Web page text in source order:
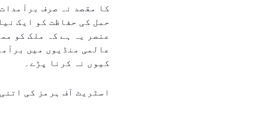
کا مقصد نہ صرف
حمل کی حفاظت کو ایک
عنصر یہ ہے کہ ملک کو
عالمی منڈیوں میں
کیوں نہ کرنا پڑے۔
اسٹریٹ آف ہرمز کی